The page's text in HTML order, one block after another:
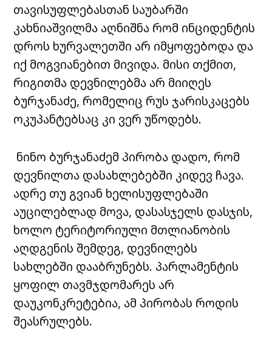
თავისუფლებასთან საუბარში
კახნიაშვილმა აღნიშნა რომ ინციდენტის
დროს ხურვალეთში არ იმყოფებოდა და
იქ მოგვიანებით მივიდა. მისი თქმით,
რიგითმა დევნილებმა არ მიიღეს
ბურჯანაძე, რომელიც რუს ჯარისკაცებს
ოკუპანტებსაც კი ვერ უწოდებს.
ნინო ბურჯანაძემ პირობა დადო, რომ
დევნილთა დასახლებებში კიდევ ჩავა.
ადრე თუ გვიან ხელისუფლებაში
აუცილებლად მოვა, დასასჯელს დასჯის,
ხოლო ტერიტორიული მთლიანობის
აღდგენის შემდეგ, დევნილებს
სახლებში დააბრუნებს. პარლამენტის
ყოფილ თავმჯდომარეს არ
დაუკონკრეტებია, ამ პირობას როდის
შეასრულებს.